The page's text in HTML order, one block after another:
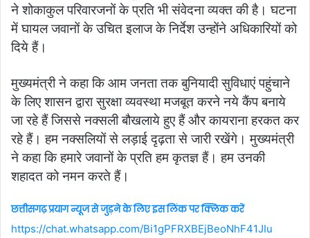
ने शोकाकुल परिवारजनों के प्रति भी संवेदना व्यक्त की है। घटना
में घायल जवानों के उचित इलाज के निर्देश उन्होंने अधिकारियों को
दिये हैं।
मुख्यमंत्री ने कहा कि आम जनता तक बुनियादी सुविधाएं पहुंचाने
के लिए शासन द्वारा सुरक्षा व्यवस्था मजबूत करने नये कैंप बनाये
जा रहे हैं जिससे नक्सली बौखलाये हुए हैं और कायराना हरकत कर
रहे हैं। हम नक्सलियों से लड़ाई दृढ़ता से जारी रखेंगे। मुख्यमंत्री
ने कहा कि हमारे जवानों के प्रति हम कृतज्ञ हैं। हम उनकी
शहादत को नमन करते हैं।
छत्तीसगढ़ प्रयाग न्यूज से जुड़ने के लिए इस लिंक पर क्लिक करें
https://chat.whatsapp.com/Bi1gPFRXBEjBeoNhF41JIu